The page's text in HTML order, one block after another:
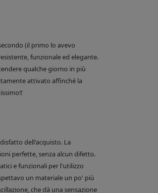
(il primo lo avevo
funzionale ed elegante.
qualche giorno in più
attivato affinché la
dell'acquisto. La
perfette, senza alcun difetto.
e funzionali per l'utilizzo
un materiale un po' più
che dà una sensazione